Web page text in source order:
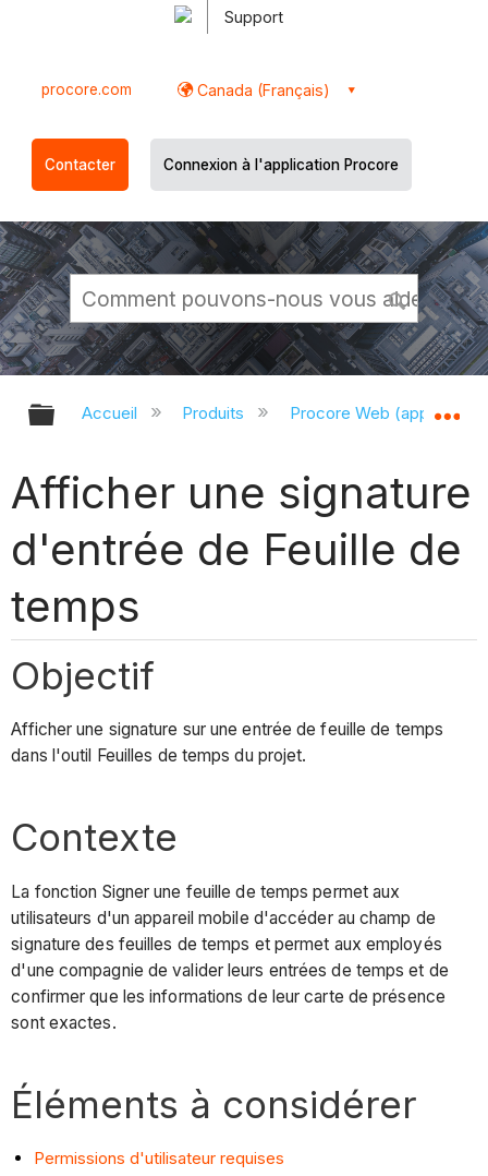
Support
procore.com Canada (Français)
Contacter Connexion à l'application Procore
Développer/réduire la hiérarchie
Accueil Produits Procore Web
Afficher une signature
d'entrée de Feuille de
temps
Objectif
Afficher une signature sur une entrée de feuille de temps
dans l'outil Feuilles de temps du projet.
Contexte
La fonction Signer une feuille de temps permet aux
utilisateurs d'un appareil mobile d'accéder au champ de
signature des feuilles de temps et permet aux employés
d'une compagnie de valider leurs entrées de temps et de
confirmer que les informations de leur carte de présence
sont exactes.
Éléments à considérer
Permissions d'utilisateur requises